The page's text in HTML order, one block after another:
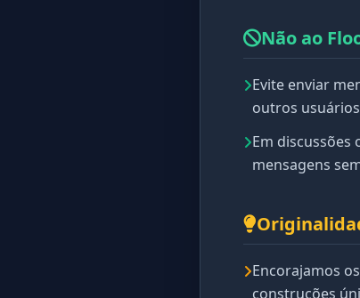
Não ao
Evite enviar
outros
Em
mensagens
Encorajamos
construções